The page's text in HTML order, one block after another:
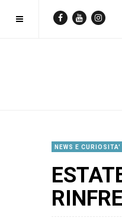
NEWS E CURIOSITA'